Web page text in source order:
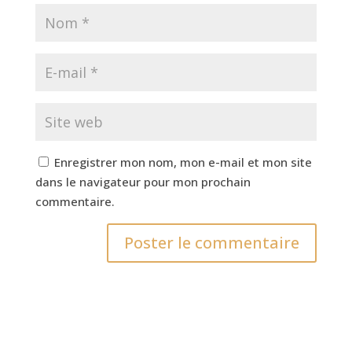
Enregistrer mon nom, mon e-mail et mon site
dans le navigateur pour mon prochain
commentaire.